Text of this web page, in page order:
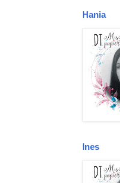
Hania
Ines